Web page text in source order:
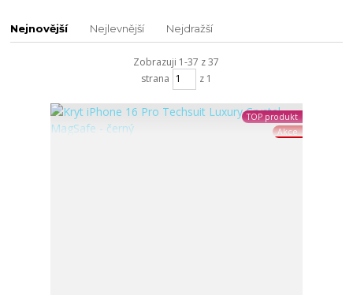
Nejnovější Nejlevnější Nejdražší
Zobrazuji 1-37 z 37
strana
z 1
TOP produkt
Akce